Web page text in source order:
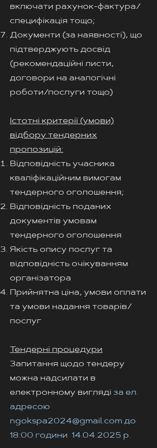
включати рахунок-фактура/
специфікація тощо;
Документи (за наявності), що
підтверджують досвід
(рекомендаційні листи,
договори на аналогічні
роботи/послуги тощо)
Істотні критерії (умови)
відбору тендерних
пропозицій:
Відповідність учасника
кваліфікаційним вимогам
тендерного оголошення;
Відповідність поданих
документів умовам
тендерного оголошення
Якість опису послуг та
відповідність очікуванням
організатора
Прийнятна ціна, умови оплати
та умови надання товарів/
послуг
Тендерні процедури
Запитання щодо тендеру
можна надсилати в
електронному вигляді за ел.
адресою
ngokspa2024@gmail.com до
18:00 години 14.04.2025 р.